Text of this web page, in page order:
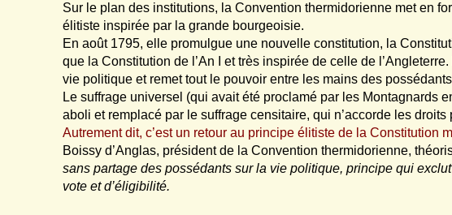
Sur le plan des institutions, la Convention thermidorienne met en
élitiste inspirée par la grande bourgeoisie.
En août 1795, elle promulgue une nouvelle constitution, la
que la Constitution de l’An I et très inspirée de celle de
vie politique et remet tout le pouvoir entre les mains des
Le suffrage universel (qui avait été proclamé par les Montagnards
aboli et remplacé par le suffrage censitaire, qui n’accorde les
Autrement dit, c’est un retour au principe élitiste de la Constitution
Boissy d’Anglas, président de la Convention thermidorienne,
sans partage des possédants sur la vie politique, principe qui
vote et d’éligibilité.